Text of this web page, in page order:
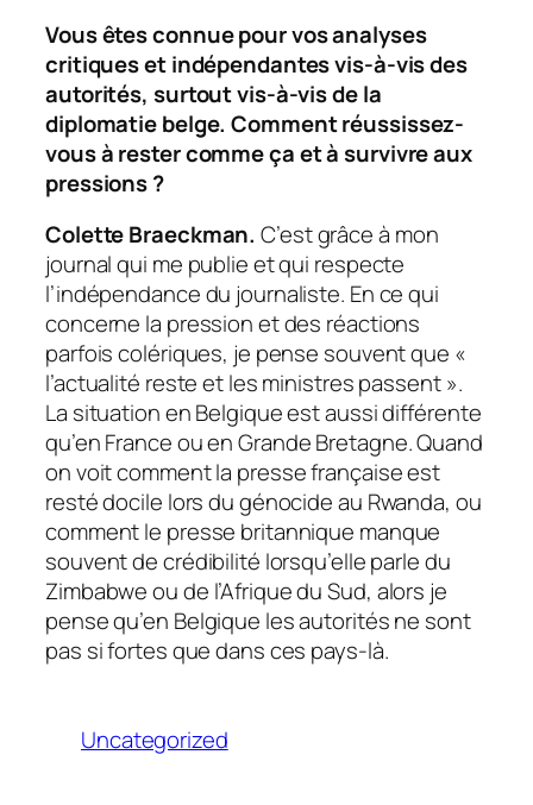
Vous êtes connue pour vos analyses
critiques et indépendantes vis-à-vis des
autorités, surtout vis-à-vis de la
diplomatie belge. Comment réussissez-
vous à rester comme ça et à survivre aux
pressions ?
Colette Braeckman. C’est grâce à mon
journal qui me publie et qui respecte
l’indépendance du journaliste. En ce qui
concerne la pression et des réactions
parfois colériques, je pense souvent que «
l’actualité reste et les ministres passent ».
La situation en Belgique est aussi différente
qu’en France ou en Grande Bretagne. Quand
on voit comment la presse française est
resté docile lors du génocide au Rwanda, ou
comment le presse britannique manque
souvent de crédibilité lorsqu’elle parle du
Zimbabwe ou de l’Afrique du Sud, alors je
pense qu’en Belgique les autorités ne sont
pas si fortes que dans ces pays-là.
Uncategorized